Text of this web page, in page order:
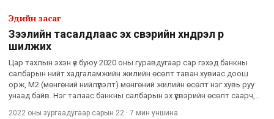
Эдийн засаг
Зээлийн тасалдлаас эх үүсвэрийн хүндрэл рүү
шилжиx үү
Цар тахлын эхэн үе буюу 2020 оны гуравдугаар сар гэхэд банкны
салбарын нийт хадгаламжийн жилийн өсөлт таван хувиас доош
орж, М2 (мөнгөний нийлүүлэлт) мөнгөний жилийн өсөлт нэг хувь руу
унаад байв. Нэг талаас банкны салбарын эх үүсвэрийн өсөлт саарч,
2022 оны зургаадугаар сарын 22 · 7 мин уншина